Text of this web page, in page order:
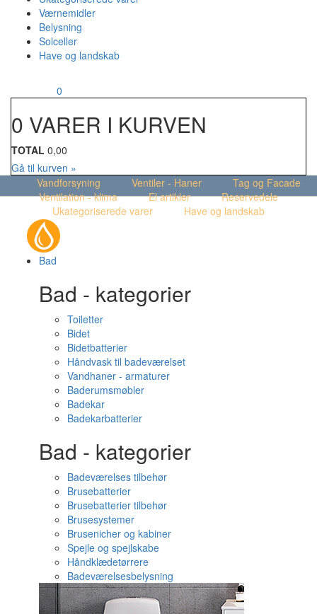
Værnemidler
Belysning
Solceller
Have og landskab
0
0 VARER I KURVEN
TOTAL 0,00
Gå til kurven »
Vandforsyning
Ventiler - Haner
Tag og Facade
Ventilation - klima
El artikler
Reservedele
Ukategoriserede varer
Have og landskab
Bad
Bad - kategorier
Toiletter
Bidet
Bidetbatterier
Håndvask til badeværelset
Vandhaner - armaturer
Baderumsmøbler
Badekar
Badekarbatterier
Bad - kategorier
Badeværelses tilbehør
Brusebatterier
Brusebatterier tilbehør
Brusesystemer
Brusenicher og kabiner
Spejle og spejlskabe
Håndklædetørrere
Badeværelsesbelysning